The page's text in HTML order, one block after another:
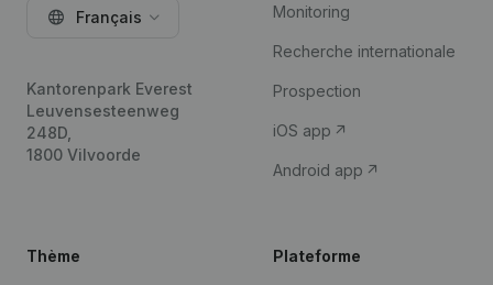
Français
Kantorenpark Everest
Leuvensesteenweg
248D,
1800 Vilvoorde
Monitoring
Recherche internationale
Prospection
iOS app
Android app
Thème Plateforme